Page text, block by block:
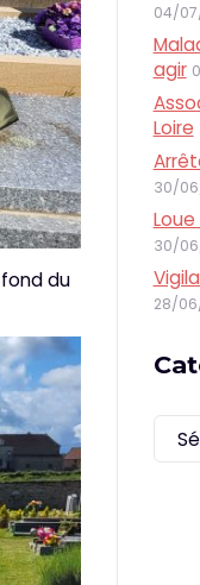
du
04/
agir
Loire
30/
30/
28/